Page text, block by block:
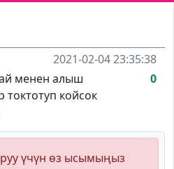
2021-02-04 23:35:38
менен алыш
койсок
0
үчүн өз ысымыңыз